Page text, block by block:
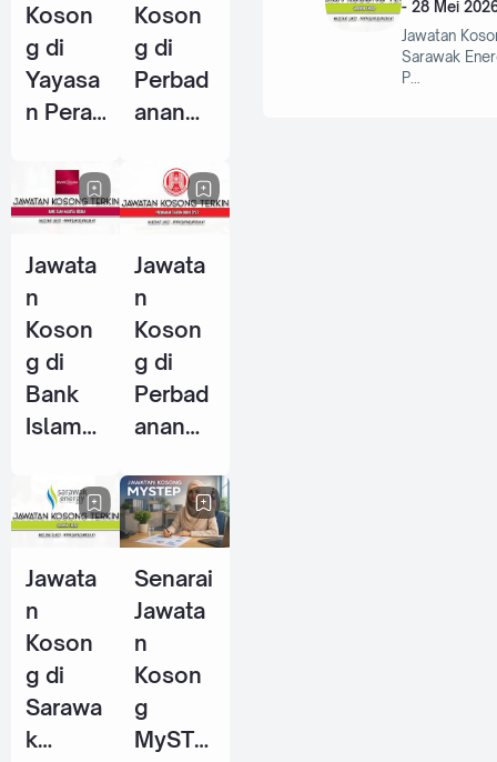
(SCOP
E) - 15
Jun
2026
Koson
g di
Yayasa
n Perak
Jun
2026
Koson
g di
Perbad
anan
Selang
or - 5
2026
Jawata
n
Koson
g di
Bank
Islam
Berhad
- 25
Jun
2026
Jawata
n
Koson
g di
Perbad
anan
m
Johor
(PSJ) -
29 Mei
2026
Jawata
n
Koson
g di
Sarawa
k
Senarai
Jawata
n
Koson
g
MySTE
- 28 Mei
Jawatan
Sarawak
P…